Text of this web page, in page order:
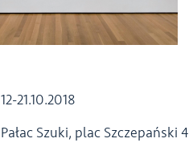
12-21.10.2018
Pałac Szuki, plac Szczepański 4